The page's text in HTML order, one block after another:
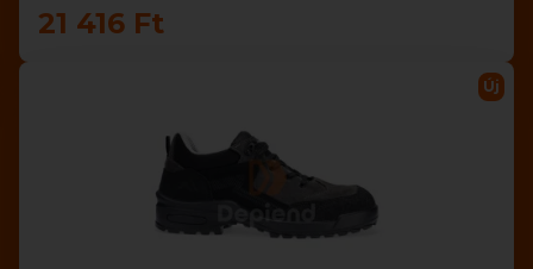
21 416 Ft
Új